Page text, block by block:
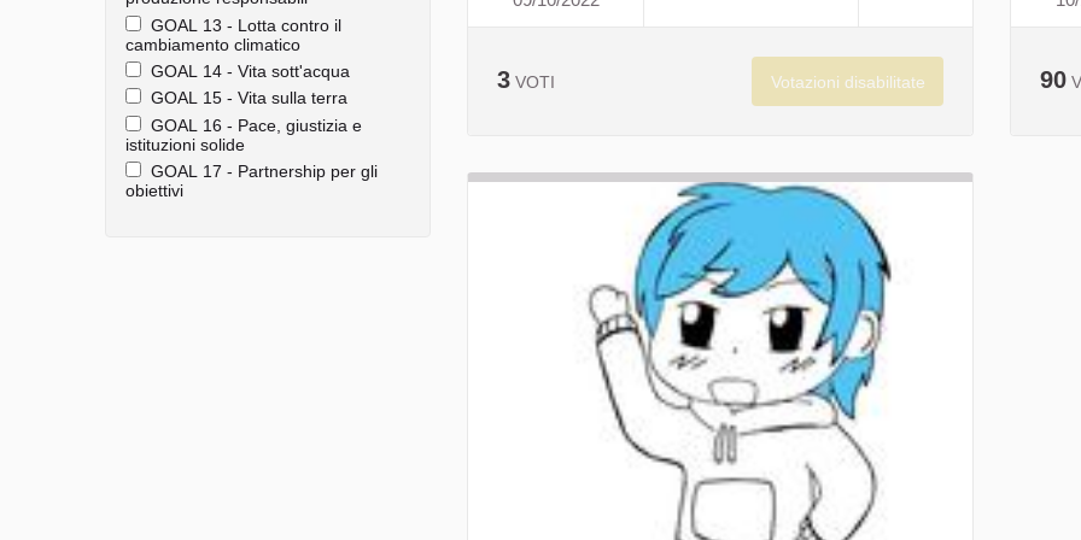
GOAL 13 - Lotta contro il
cambiamento climatico
GOAL 14 - Vita sott'acqua
GOAL 15 - Vita sulla terra
GOAL 16 - Pace, giustizia e
istituzioni solide
GOAL 17 - Partnership per gli
obiettivi
3 VOTI Votazioni disabilitate 90